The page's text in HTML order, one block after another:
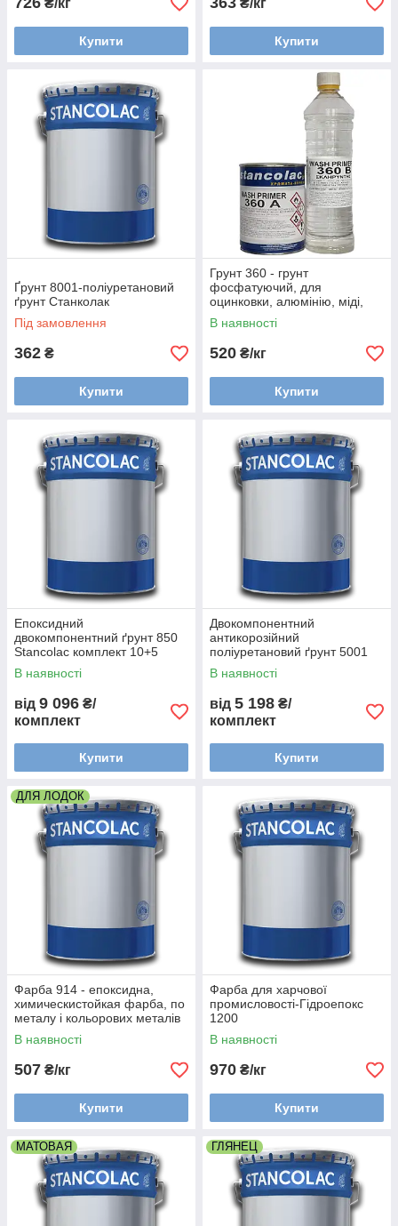
₴/кг
Купити
₴/кг
Купити
Ґрунт 8001-поліуретановий
ґрунт Станколак
Під замовлення
362 ₴
Купити
Грунт 360 - грунт
фосфатуючий, для
оцинковки, алюмінію, міді,
легких сплавів
В наявності
520 ₴/кг
Купити
Епоксидний
двокомпонентний ґрунт 850
Stancolac комплект 10+5
В наявності
від 9 096 ₴/
комплект
Купити
Двокомпонентний
антикорозійний
поліуретановий ґрунт 5001
Stancolac комплект 10+2
В наявності
від 5 198 ₴/
комплект
Купити
ДЛЯ ЛОДОК
Фарба 914 - епоксидна,
химическистойкая фарба, по
металу і кольорових металів
В наявності
507 ₴/кг
Купити
Фарба для харчової
промисловості-Гідроепокс
1200
В наявності
970 ₴/кг
Купити
МАТОВАЯ ГЛЯНЕЦ